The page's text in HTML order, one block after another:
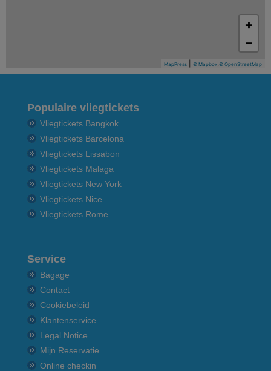
+
−
MapPress © Mapbox © OpenStreetMap
Populaire vliegtickets
Vliegtickets Bangkok
Vliegtickets Barcelona
Vliegtickets Lissabon
Vliegtickets Malaga
Vliegtickets New York
Vliegtickets Nice
Vliegtickets Rome
Service
Bagage
Contact
Cookiebeleid
Klantenservice
Legal Notice
Mijn Reservatie
Online checkin